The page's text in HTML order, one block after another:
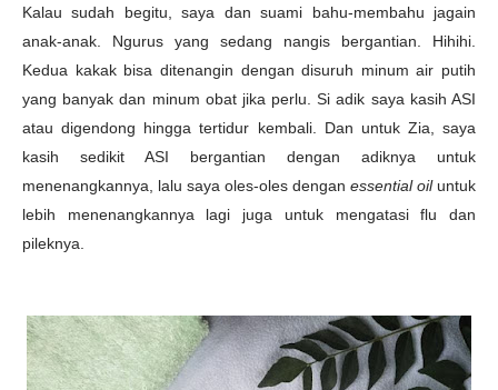
Kalau sudah begitu, saya dan suami bahu-membahu jagain
anak-anak. Ngurus yang sedang nangis bergantian. Hihihi.
Kedua kakak bisa ditenangin dengan disuruh minum air putih
yang banyak dan minum obat jika perlu. Si adik saya kasih ASI
atau digendong hingga tertidur kembali. Dan untuk Zia, saya
kasih sedikit ASI bergantian dengan adiknya untuk
menenangkannya, lalu saya oles-oles dengan essential oil untuk
lebih menenangkannya lagi juga untuk mengatasi flu dan
pileknya.